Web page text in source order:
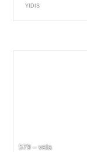
YIDIS
579 – vela